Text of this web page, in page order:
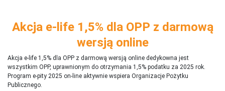
Akcja e-life 1,5% dla OPP z darmową
wersją online
Akcja e-life 1,5% dla OPP z darmową wersją online dedykowna jest
wszystkim OPP, uprawnionym do otrzymania 1,5% podatku za 2025 rok.
Program e-pity 2025 on-line aktywnie wspiera Organizacje Pożytku
Publicznego.